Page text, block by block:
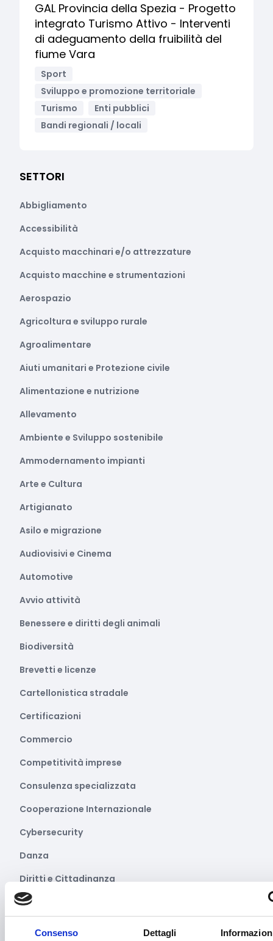
Consenso Dettagli
GAL Provincia della Spezia - Progetto
integrato Turismo Attivo - Interventi
di adeguamento della fruibilità del
fiume Vara
Sport
Sviluppo e promozione territoriale
Turismo
Enti pubblici
Bandi regionali / locali
SETTORI
Abbigliamento
Accessibilità
Acquisto macchinari e/o attrezzature
Acquisto macchine e strumentazioni
Aerospazio
Agricoltura e sviluppo rurale
Agroalimentare
Aiuti umanitari e Protezione civile
Alimentazione e nutrizione
Allevamento
Ambiente e Sviluppo sostenibile
Ammodernamento impianti
Arte e Cultura
Artigianato
Asilo e migrazione
Audiovisivi e Cinema
Automotive
Avvio attività
Benessere e diritti degli animali
Biodiversità
Brevetti e licenze
Cartellonistica stradale
Certificazioni
Commercio
Competitività imprese
Consulenza specializzata
Cooperazione Internazionale
Cybersecurity
Danza
Diritti e Cittadinanza
Distretti del Commercio